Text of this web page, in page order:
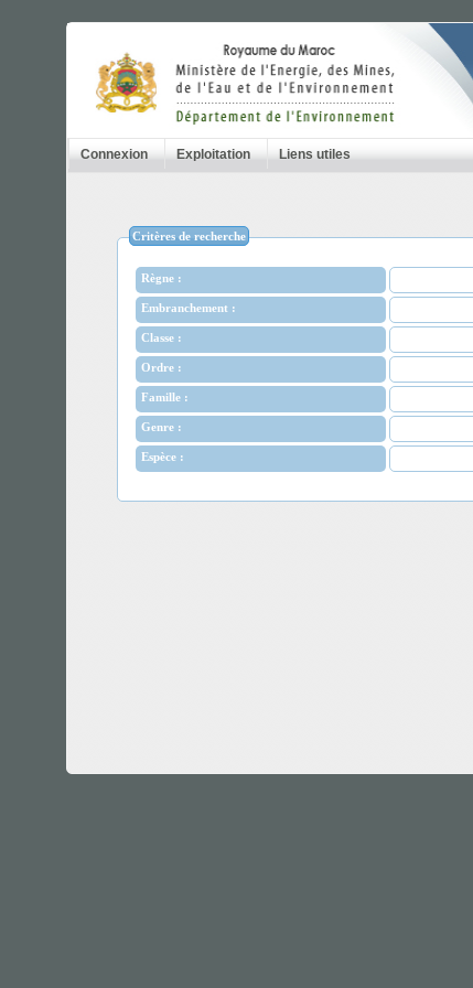
Connexion Exploitation Liens utiles
Critères de recherche
Règne :
Embranchement :
Classe :
Ordre :
Famille :
Genre :
Espèce :